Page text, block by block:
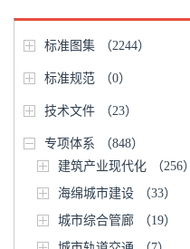
标准图集 （2244）
标准规范 （0）
技术文件 （23）
专项体系
（848）
建筑产业现代化
（256）
海绵城市建设
（33）
城市综合管廊
（19）